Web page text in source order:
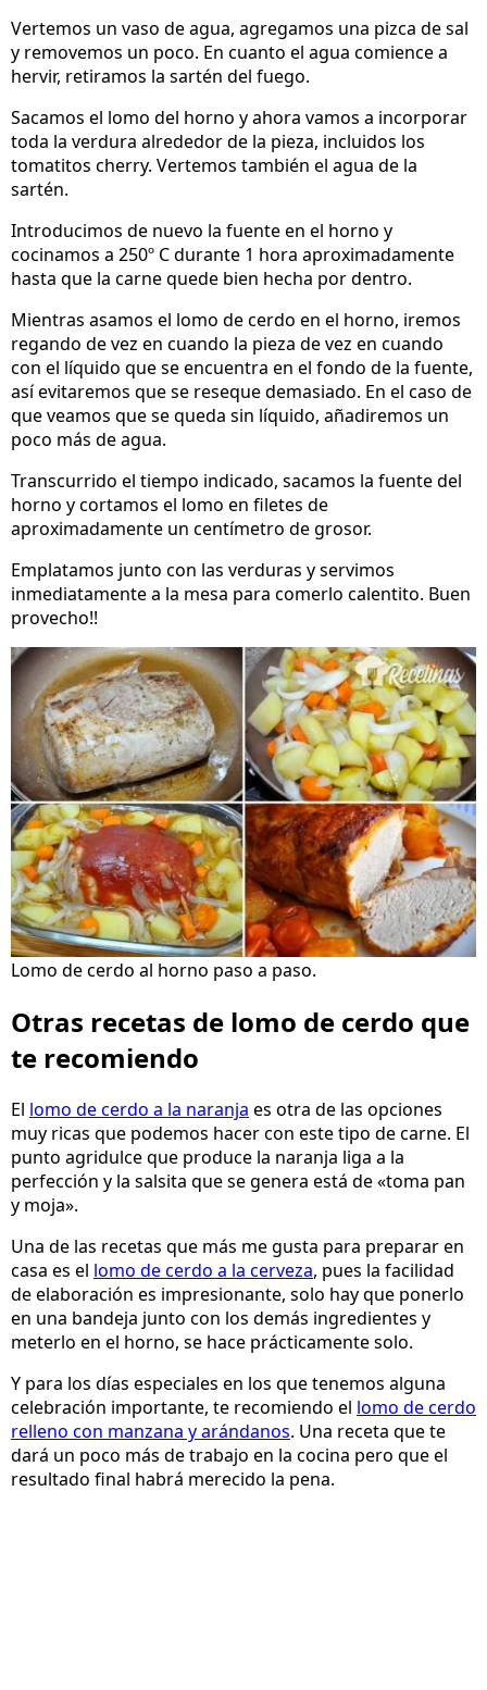
Vertemos un vaso de agua, agregamos una pizca de sal
y removemos un poco. En cuanto el agua comience a
hervir, retiramos la sartén del fuego.
Sacamos el lomo del horno y ahora vamos a incorporar
toda la verdura alrededor de la pieza, incluidos los
tomatitos cherry. Vertemos también el agua de la
sartén.
Introducimos de nuevo la fuente en el horno y
cocinamos a 250º C durante 1 hora aproximadamente
hasta que la carne quede bien hecha por dentro.
Mientras asamos el lomo de cerdo en el horno, iremos
regando de vez en cuando la pieza de vez en cuando
con el líquido que se encuentra en el fondo de la fuente,
así evitaremos que se reseque demasiado. En el caso de
que veamos que se queda sin líquido, añadiremos un
poco más de agua.
Transcurrido el tiempo indicado, sacamos la fuente del
horno y cortamos el lomo en filetes de
aproximadamente un centímetro de grosor.
Emplatamos junto con las verduras y servimos
inmediatamente a la mesa para comerlo calentito. Buen
provecho!!
Lomo de cerdo al horno paso a paso.
Otras recetas de lomo de cerdo que
te recomiendo
El lomo de cerdo a la naranja es otra de las opciones
muy ricas que podemos hacer con este tipo de carne. El
punto agridulce que produce la naranja liga a la
perfección y la salsita que se genera está de «toma pan
y moja».
Una de las recetas que más me gusta para preparar en
casa es el lomo de cerdo a la cerveza, pues la facilidad
de elaboración es impresionante, solo hay que ponerlo
en una bandeja junto con los demás ingredientes y
meterlo en el horno, se hace prácticamente solo.
Y para los días especiales en los que tenemos alguna
celebración importante, te recomiendo el lomo de cerdo
relleno con manzana y arándanos. Una receta que te
dará un poco más de trabajo en la cocina pero que el
resultado final habrá merecido la pena.